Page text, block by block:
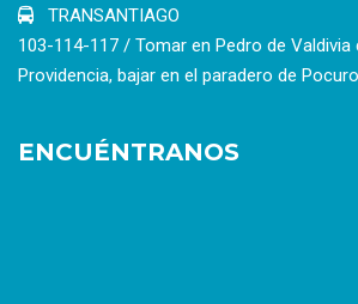
TRANSANTIAGO
103-114-117 / Tomar en Pedro de Valdivia
Providencia, bajar en el paradero de
ENCUÉNTRANOS